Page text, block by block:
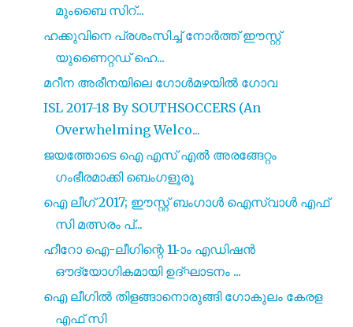
മുംബൈ സിറ്...
ഹക്കുവിനെ പ്രശംസിച്ച് നോർത്ത് ഈസ്റ്റ്
യുണൈറ്റഡ് ഹെ...
മറീന അരീനയിലെ ഗോൾമഴയിൽ ഗോവ
ISL 2017-18 By SOUTHSOCCERS (An
Overwhelming Welco...
ജയത്തോടെ ഐ എസ് എൽ അരങ്ങേറ്റം
ഗംഭീരമാക്കി ബെംഗളൂരൂ
ഐ ലീഗ് 2017; ഈസ്റ്റ് ബംഗാൾ ഐസ്വാൾ എഫ്
സി മത്സരം പ്...
ഹീറോ ഐ-ലീഗിന്റെ 11-ാം എഡിഷൻ
ഔദ്യോഗികമായി ഉദ്ഘാടനം ...
ഐ ലീഗിൽ തിളങ്ങാനൊരുങ്ങി ഗോകുലം കേരള
എഫ് സി